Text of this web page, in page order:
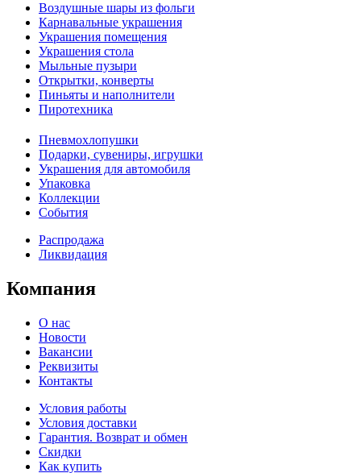
Воздушные шары из фольги
Карнавальные украшения
Украшения помещения
Украшения стола
Мыльные пузыри
Открытки, конверты
Пиньяты и наполнители
Пиротехника
Пневмохлопушки
Подарки, сувениры, игрушки
Украшения для автомобиля
Упаковка
Коллекции
События
Распродажа
Ликвидация
Компания
О нас
Новости
Вакансии
Реквизиты
Контакты
Условия работы
Условия доставки
Гарантия. Возврат и обмен
Скидки
Как купить